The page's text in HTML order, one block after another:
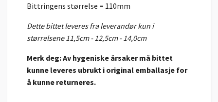
Bittringens størrelse = 110mm
Dette bittet leveres fra leverandør kun i
størrelsene 11,5cm - 12,5cm - 14,0cm
Merk deg: Av hygeniske årsaker må bittet
kunne leveres ubrukt i original emballasje for
å kunne returneres.